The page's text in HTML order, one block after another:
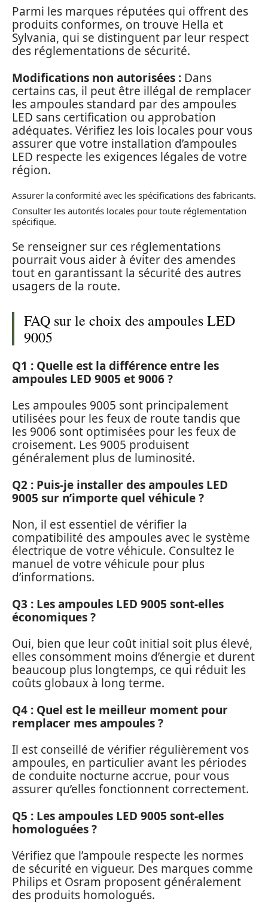
Parmi les marques réputées qui offrent des
produits conformes, on trouve Hella et
Sylvania, qui se distinguent par leur respect
des réglementations de sécurité.
Modifications non autorisées : Dans
certains cas, il peut être illégal de remplacer
les ampoules standard par des ampoules
LED sans certification ou approbation
adéquates. Vérifiez les lois locales pour vous
assurer que votre installation d’ampoules
LED respecte les exigences légales de votre
région.
Assurer la conformité avec les spécifications des fabricants.
Consulter les autorités locales pour toute réglementation
spécifique.
Se renseigner sur ces réglementations
pourrait vous aider à éviter des amendes
tout en garantissant la sécurité des autres
usagers de la route.
FAQ sur le choix des ampoules LED
9005
Q1 : Quelle est la différence entre les
ampoules LED 9005 et 9006 ?
Les ampoules 9005 sont principalement
utilisées pour les feux de route tandis que
les 9006 sont optimisées pour les feux de
croisement. Les 9005 produisent
généralement plus de luminosité.
Q2 : Puis-je installer des ampoules LED
9005 sur n’importe quel véhicule ?
Non, il est essentiel de vérifier la
compatibilité des ampoules avec le système
électrique de votre véhicule. Consultez le
manuel de votre véhicule pour plus
d’informations.
Q3 : Les ampoules LED 9005 sont-elles
économiques ?
Oui, bien que leur coût initial soit plus élevé,
elles consomment moins d’énergie et durent
beaucoup plus longtemps, ce qui réduit les
coûts globaux à long terme.
Q4 : Quel est le meilleur moment pour
remplacer mes ampoules ?
Il est conseillé de vérifier régulièrement vos
ampoules, en particulier avant les périodes
de conduite nocturne accrue, pour vous
assurer qu’elles fonctionnent correctement.
Q5 : Les ampoules LED 9005 sont-elles
homologuées ?
Vérifiez que l’ampoule respecte les normes
de sécurité en vigueur. Des marques comme
Philips et Osram proposent généralement
des produits homologués.